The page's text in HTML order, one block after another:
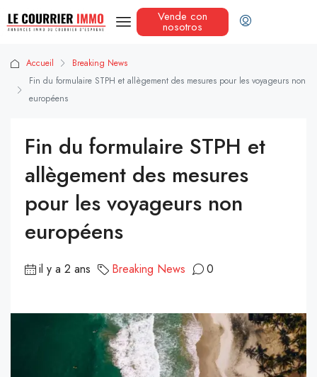
Vende con
nosotros
Accueil
Breaking News
Fin du formulaire STPH et allègement des mesures pour les voyageurs non
européens
Fin du formulaire STPH et
allègement des mesures
pour les voyageurs non
européens
il y a 2 ans Breaking News 0